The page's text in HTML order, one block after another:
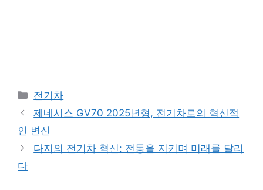
Categories
전기차
제네시스 GV70 2025년형, 전기차로의 혁신적
인 변신
다지의 전기차 혁신: 전통을 지키며 미래를 달리
다